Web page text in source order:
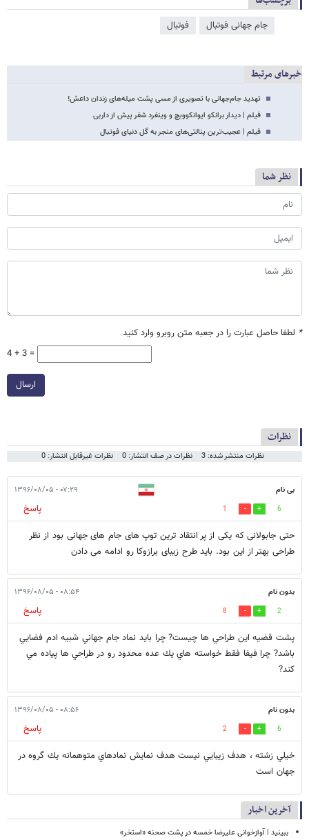
جام جهانی فوتبال فوتبال
خبرهای مرتبط
تهدید جام‌جهانی با تصویری از مسی پشت میله‌های زندان داعش!
فیلم | دیدار برانکو ایوانکوویچ و وینفرد شفر پیش از داربی
فیلم | عجیب‌ترین پنالتی‌های منجر به گل دنیای فوتبال
نظر شما
* لطفا حاصل عبارت را در جعبه متن روبرو وارد کنید
4 + 3 =
ارسال
نظرات
نظرات منتشر شده: 3 نظرات در صف انتشار: 0 نظرات غیرقابل انتشار: 0
بی نام ۰۷:۲۹ - ۱۳۹۶/۰۸/۰۵
6
1
پاسخ
حتی جابولانی که یکی از پر انتقاد ترین توپ های جام های جهانی بود از نظر
طراحی بهتر از این بود. باید طرح زیبای برازوکا رو ادامه می دادن
بدون نام ۰۸:۵۴ - ۱۳۹۶/۰۸/۰۵
2
8
پاسخ
پشت قضيه اين طراحي ها چيست? چرا بايد نماد جام جهاني شبيه ادم فضايي
باشد? چرا فيفا فقط خواسته هاي يك عده محدود رو در طراحي ها پياده مي
كند?
بدون نام ۰۸:۵۶ - ۱۳۹۶/۰۸/۰۵
6
2
پاسخ
خيلي زشته ، هدف زيبايي نيست هدف نمايش نمادهاي متوهمانه يك گروه در
جهان است
آخرین اخبار
ببینید | آوازخوانی علیرضا خمسه در پشت صحنه «استخر»